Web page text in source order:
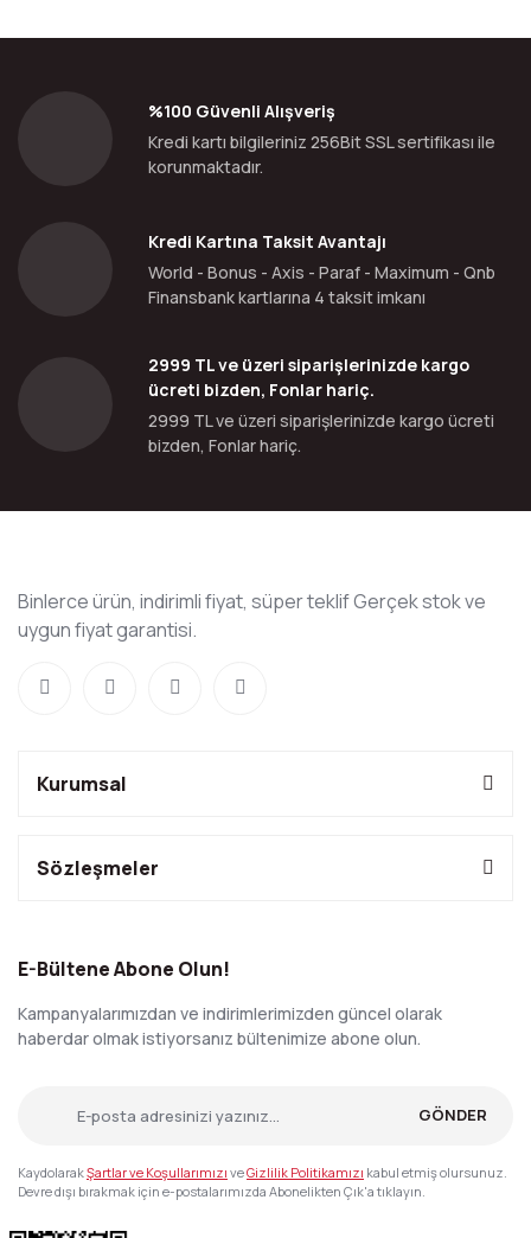
%100 Güvenli Alışveriş
Kredi kartı bilgileriniz 256Bit SSL sertifikası ile
korunmaktadır.
Kredi Kartına Taksit Avantajı
World - Bonus - Axis - Paraf - Maximum - Qnb
Finansbank kartlarına 4 taksit imkanı
2999 TL ve üzeri siparişlerinizde kargo
ücreti bizden, Fonlar hariç.
2999 TL ve üzeri siparişlerinizde kargo ücreti
bizden, Fonlar hariç.
Binlerce ürün, indirimli fiyat, süper teklif Gerçek stok ve
uygun fiyat garantisi.
Kurumsal
Sözleşmeler
E-Bültene Abone Olun!
Kampanyalarımızdan ve indirimlerimizden güncel olarak
haberdar olmak istiyorsanız bültenimize abone olun.
GÖNDER
KaydolarakŞartlar ve Koşullarımızı veGizlilik Politikamızı kabul etmiş olursunuz.
Devre dışı bırakmak için e-postalarımızda Abonelikten Çık'a tıklayın.